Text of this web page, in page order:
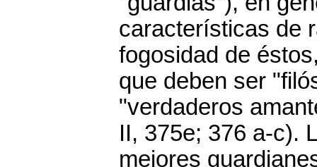
características de
fogosidad de
que deben ser
"verdaderos
II, 375e; 376 a-c).
mejores